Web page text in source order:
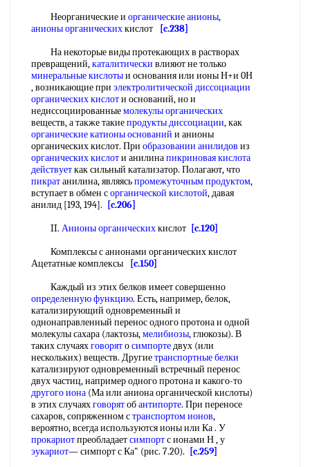
Неорганические и органические анионы,
анионы органическихкислот
[c.238]
На некоторые виды протекающих в растворах
превращений,каталитически влияют не только
минеральные кислотыи основания или ионы Н+и 0Н
, возникающие при электролитической диссоциации
органических кислоти оснований, но и
недиссоциированныемолекулы органических
веществ, а также такиепродукты диссоциации, как
органические катионы оснований и анионы
органических кислот. При образовании анилидов из
органических кислоти анилинапикриновая кислота
действуеткак сильный катализатор. Полагают, что
пикратанилина, являясьпромежуточным продуктом,
вступает в обмен сорганической кислотой, давая
анилид [193, 194].
[c.206]
II. Анионы органическихкислот [c.120]
Комплексы с анионами органических кислот
Ацетатные комплексы
[c.150]
Каждый из этих белков имеет совершенно
определенную функцию. Есть, например, белок,
катализирующий одновременный и
однонаправленный перенос одного протона и одной
молекулы сахара (лактозы,мелибиозы, глюкозы). В
таких случаяхговорятосимпортедвух (или
нескольких) веществ. Другиетранспортные белки
катализируют одновременный встречный перенос
двух частиц, например одного протона и какого-то
другого иона (Ма или аниона органической кислоты)
в этих случаяхговорятобантипорте. При переносе
сахаров, сопряженном странспортом ионов,
вероятно, всегда используются ионы или Ка . У
прокариотпреобладаетсимпортс ионами Н , у
эукариот— симпорт с Ка" (рис. 7.20).
[c.259]